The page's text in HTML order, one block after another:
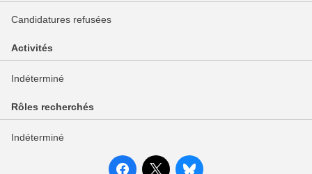
Candidatures refusées
Activités
Indéterminé
Rôles recherchés
Indéterminé